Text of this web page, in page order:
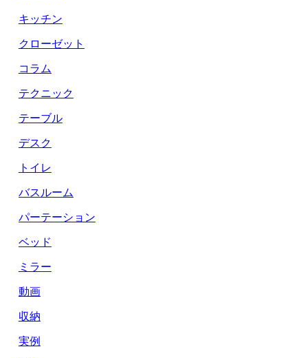
キッチン
クローゼット
コラム
テクニック
テーブル
デスク
トイレ
バスルーム
パーテーション
ベッド
ミラー
動画
収納
実例